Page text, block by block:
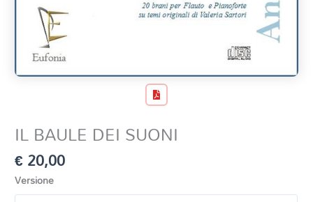
IL BAULE DEI SUONI
€20,00
Versione